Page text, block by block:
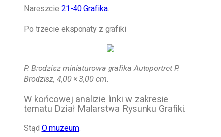
Nareszcie21-40 Grafika.
Po trzecie eksponaty z grafiki
P. Brodzisz miniaturowa grafika Autoportret P.
Brodzisz, 4,00 × 3,00 cm.
W końcowej analizie linki w zakresie
tematu Dział Malarstwa Rysunku Grafiki.
Stąd O muzeum.